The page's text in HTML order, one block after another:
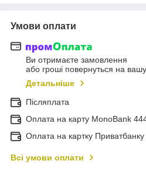
Умови оплати
Ви отримаєте замовлення
або гроші повернуться на
Детальніше
Післяплата
Оплата на карту MonoBank
Оплата на картку Приватбанку
Всі умови оплати